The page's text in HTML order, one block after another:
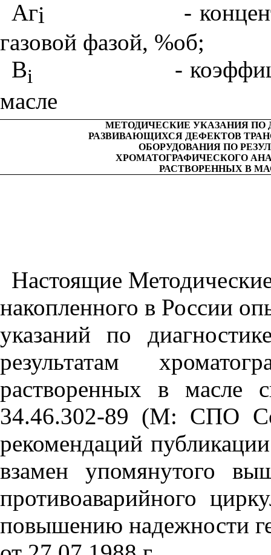
Агi
-
газовой фазой, %об;
Bi
-
масле
МЕТОДИЧЕСКИЕ УКАЗАНИЯ ПО
РАЗВИВАЮЩИХСЯ ДЕФЕКТОВ
ОБОРУДОВАНИЯ ПО
ХРОМАТОГРАФИЧЕСКОГО
РАСТВОРЕННЫХ В
Настоящие
накопленного в России
указаний по
результатам
растворенных в масле
34.46.302-89 (М: СПО
рекомендаций
взамен упомянутого
противоаварийного
повышению надежности